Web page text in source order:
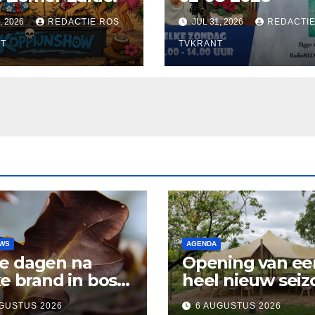
2026 REDACTIE ROS JUL 31, 2026
TVKRANT
dagen na
brand in bos
Rosmalen en
2026
AGENDA
Opening van
heel nieuw
Vertelpodium
6 AUGUSTUS 2026